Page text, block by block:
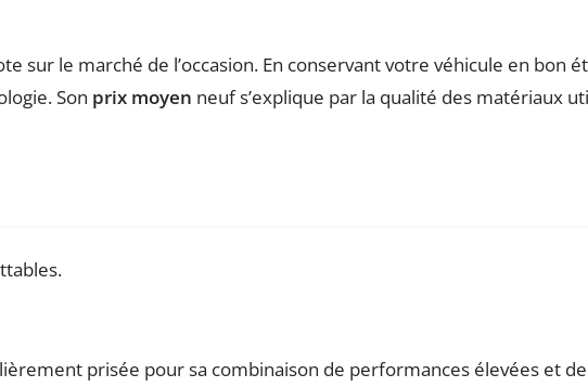
sur le marché de l’occasion. En conservant votre véhicule en
Son prix moyen neuf s’explique par la qualité des matériaux
prisée pour sa combinaison de performances élevées et